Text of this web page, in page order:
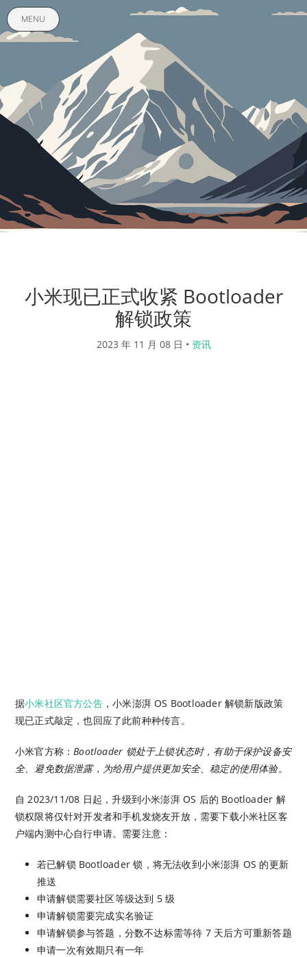
MENU
小米现已正式收紧 Bootloader
解锁政策
2023 年 11 月 08 日 • 资讯
据小米社区官方公告，小米澎湃 OS Bootloader 解锁新版政策
现已正式敲定，也回应了此前种种传言。
小米官方称： Bootloader 锁处于上锁状态时，有助于保护设备安
全、避免数据泄露，为给用户提供更加安全、稳定的使用体验。
自 2023/11/08 日起，升级到小米澎湃 OS 后的 Bootloader 解
锁权限将仅针对开发者和手机发烧友开放，需要下载小米社区客
户端内测中心自行申请。需要注意：
若已解锁 Bootloader 锁，将无法收到小米澎湃 OS 的更新
推送
申请解锁需要社区等级达到 5 级
申请解锁需要完成实名验证
申请解锁参与答题，分数不达标需等待 7 天后方可重新答题
申请一次有效期只有一年